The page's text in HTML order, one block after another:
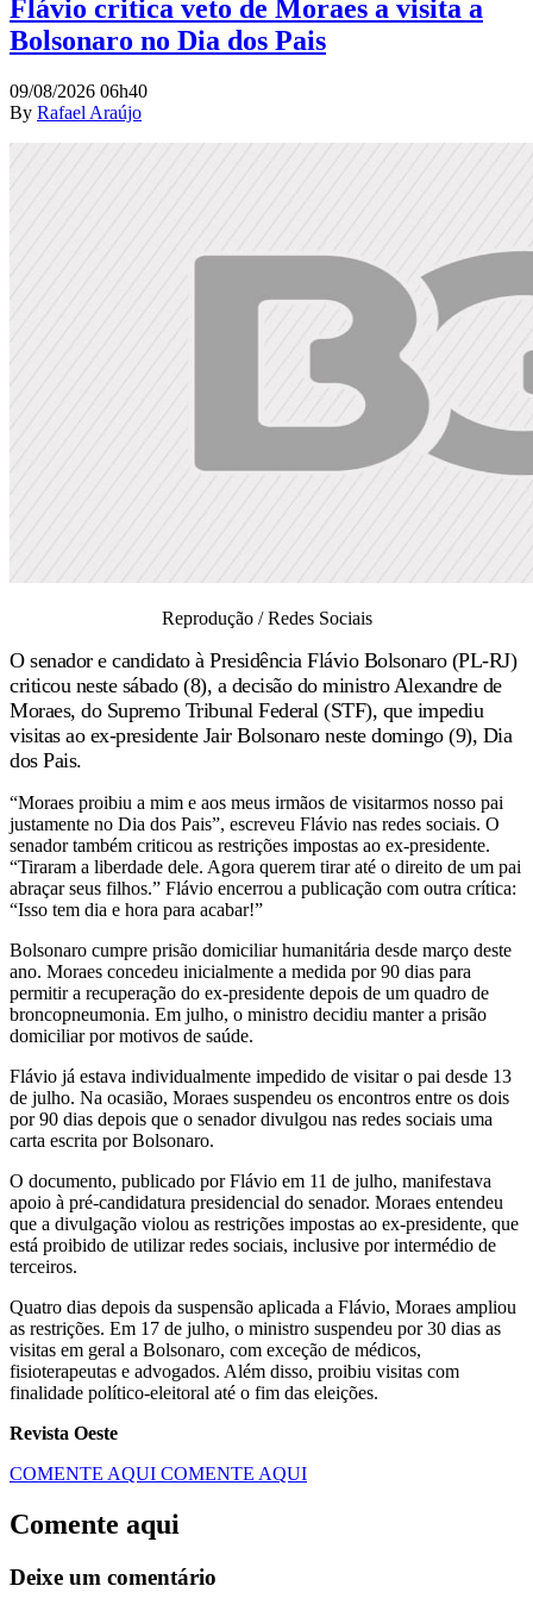
Flávio critica veto de Moraes a visita a
Bolsonaro no Dia dos Pais
09/08/2026 06h40
By Rafael Araújo
Reprodução / Redes Sociais
O senador e candidato à Presidência Flávio Bolsonaro (PL-RJ)
criticou neste sábado (8), a decisão do ministro Alexandre de
Moraes, do Supremo Tribunal Federal (STF), que impediu
visitas ao ex-presidente Jair Bolsonaro neste domingo (9), Dia
dos Pais.
“Moraes proibiu a mim e aos meus irmãos de visitarmos nosso pai
justamente no Dia dos Pais”, escreveu Flávio nas redes sociais. O
senador também criticou as restrições impostas ao ex-presidente.
“Tiraram a liberdade dele. Agora querem tirar até o direito de um pai
abraçar seus filhos.” Flávio encerrou a publicação com outra crítica:
“Isso tem dia e hora para acabar!”
Bolsonaro cumpre prisão domiciliar humanitária desde março deste
ano. Moraes concedeu inicialmente a medida por 90 dias para
permitir a recuperação do ex-presidente depois de um quadro de
broncopneumonia. Em julho, o ministro decidiu manter a prisão
domiciliar por motivos de saúde.
Flávio já estava individualmente impedido de visitar o pai desde 13
de julho. Na ocasião, Moraes suspendeu os encontros entre os dois
por 90 dias depois que o senador divulgou nas redes sociais uma
carta escrita por Bolsonaro.
O documento, publicado por Flávio em 11 de julho, manifestava
apoio à pré-candidatura presidencial do senador. Moraes entendeu
que a divulgação violou as restrições impostas ao ex-presidente, que
está proibido de utilizar redes sociais, inclusive por intermédio de
terceiros.
Quatro dias depois da suspensão aplicada a Flávio, Moraes ampliou
as restrições. Em 17 de julho, o ministro suspendeu por 30 dias as
visitas em geral a Bolsonaro, com exceção de médicos,
fisioterapeutas e advogados. Além disso, proibiu visitas com
finalidade político-eleitoral até o fim das eleições.
Revista Oeste
COMENTE AQUI COMENTE AQUI
Comente aqui
Deixe um comentário